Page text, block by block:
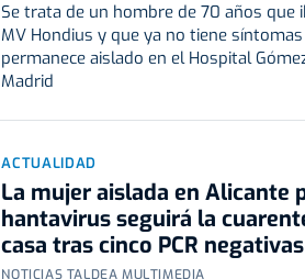
Se trata de un hombre de 70 años que
MV Hondius y que ya no tiene
permanece aislado en el Hospital
Madrid
ACTUALIDAD
La mujer aislada en Alicante
hantavirus seguirá la
casa tras cinco PCR negativas
NOTICIAS TALDEA MULTIMEDIA